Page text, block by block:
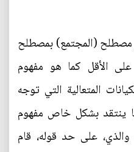
مصطلح (المجتمع) بمصطلح
الأقل كما هو مفهوم
المتعالية التي توجه
ينتقد بشكل خاص مفهوم
والذي، على حد قوله، قام